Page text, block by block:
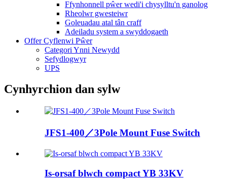
Ffynhonnell pŵer wedi'i chysylltu'n ganolog
Rheolwr gwesteiwr
Goleuadau atal tân craff
Adeiladu system a swyddogaeth
Offer Cyflenwi Pŵer
Categori Ynni Newydd
Sefydlogwyr
UPS
Cynhyrchion dan sylw
JFS1-400／3Pole Mount Fuse Switch
Is-orsaf blwch compact YB 33KV